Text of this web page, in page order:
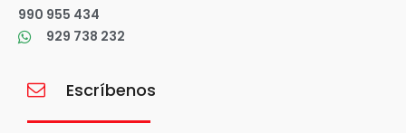
990 955 434
929 738 232
Escríbenos